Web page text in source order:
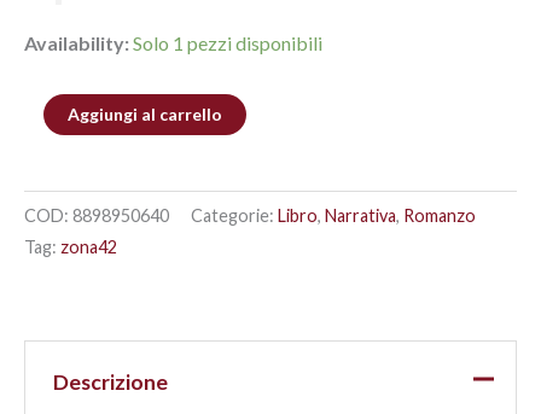
Availability: Solo 1 pezzi disponibili
Aggiungi al carrello
COD: 8898950640 Categorie: Libro, Narrativa, Romanzo
Tag: zona42
Descrizione